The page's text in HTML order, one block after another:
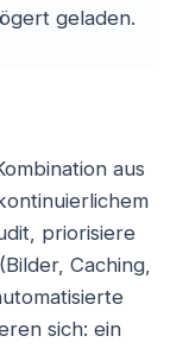
geladen.
aus
priorisiere
Caching,
sich: ein